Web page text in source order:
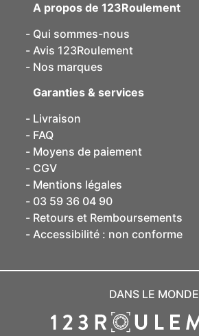
A propos de 123Roulement
Qui sommes-nous
Avis 123Roulement
Nos marques
Garanties & services
Livraison
FAQ
Moyens de paiement
CGV
Mentions légales
03 59 36 04 90
Retours et Remboursements
Accessibilité : non conforme
DANS LE MONDE